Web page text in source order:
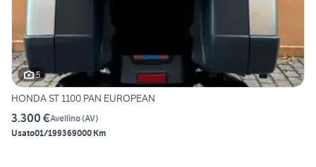
5
HONDA ST 1100 PAN EUROPEAN
3.300 €Avellino(AV)
Usato01/199369000 Km